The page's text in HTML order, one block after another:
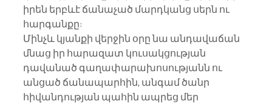
իրեն երբևէ ճանաչած մարդկանց սերն ու
հարգանքը:
Մինչև կյանքի վերջին օրը նա անդավաճան
մնաց իր հարազատ կուսակցության
դավանած գաղափարախոսությանն ու
անցած ճանապարհին, անգամ ծանր
հիվանդության պահին ապրեց մեր